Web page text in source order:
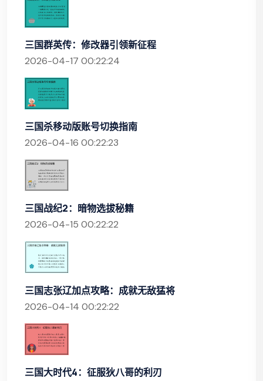
三国群英传：修改器引领新征程
2026-04-17 00:22:24
三国杀移动版账号切换指南
2026-04-16 00:22:23
三国战纪2：暗物选拔秘籍
2026-04-15 00:22:22
三国志张辽加点攻略：成就无敌猛将
2026-04-14 00:22:22
三国大时代4：征服狄八哥的利刃